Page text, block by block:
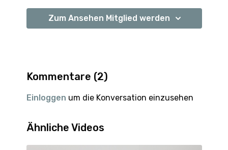
deinen Core.
Einheit.Zum Ansehen Mitglied werden
Kommentare (2)
Einloggen um die Konversation einzusehen
Ähnliche Videos